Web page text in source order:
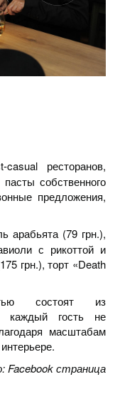
ресторанов,
собственного
предложения,
арабьята (79 грн.),
с рикоттой и
грн.), торт «Death
состоят из
каждый гость не
масштабам
Facebook страница